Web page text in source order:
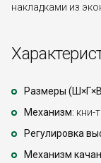
накладками из
Размеры
Механизм: кни-
Регулировка
Механизм